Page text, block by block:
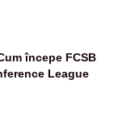
începe FCSB
League